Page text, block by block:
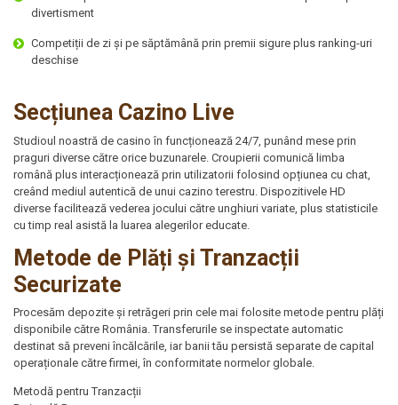
divertisment
Competiții de zi și pe săptămână prin premii sigure plus ranking-uri
deschise
Secțiunea Cazino Live
Studioul noastră de casino în funcționează 24/7, punând mese prin
praguri diverse către orice buzunarele. Croupierii comunică limba
română plus interacționează prin utilizatorii folosind opțiunea cu chat,
creând mediul autentică de unui cazino terestru. Dispozitivele HD
diverse facilitează vederea jocului către unghiuri variate, plus statisticile
cu timp real asistă la luarea alegerilor educate.
Metode de Plăți și Tranzacții
Securizate
Procesăm depozite și retrăgeri prin cele mai folosite metode pentru plăți
disponibile către România. Transferurile se inspectate automatic
destinat să preveni încălcările, iar banii tău persistă separate de capital
operaționale către firmei, în conformitate normelor globale.
Metodă pentru Tranzacții